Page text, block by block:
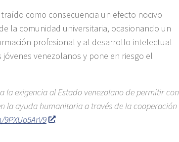
como consecuencia un efecto nocivo
la comunidad universitaria, ocasionando un
profesional y al desarrollo intelectual
venezolanos y pone en riesgo el
la exigencia al Estado venezolano de permitir con
la ayuda humanitaria a través de la cooperación